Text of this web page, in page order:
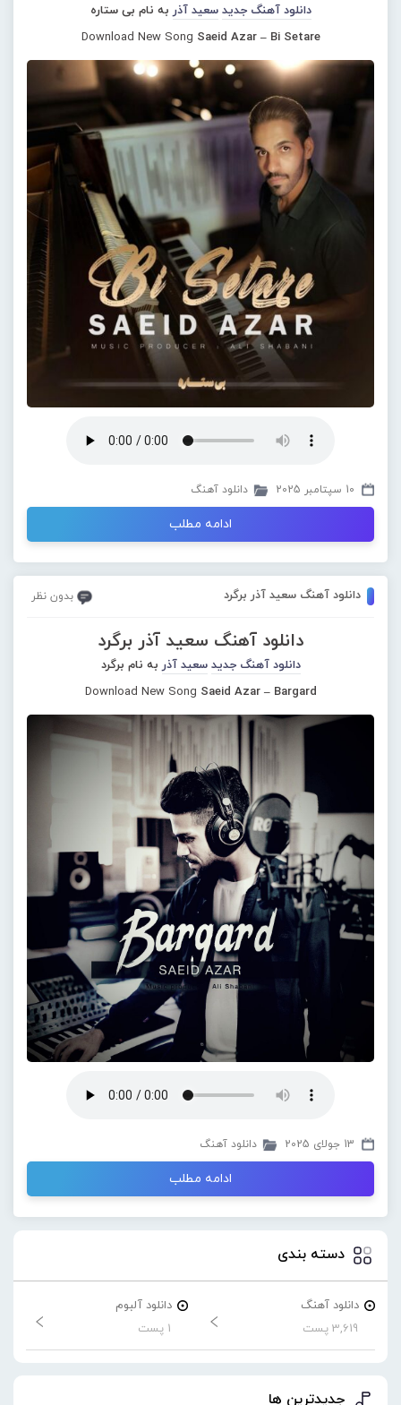
دانلود آهنگ جدید سعید آذر به نام بی ستاره
Download New Song Saeid Azar – Bi Setare
10 سپتامبر 2025 دانلود آهنگ
ادامه مطلب
دانلود آهنگ سعید آذر برگرد بدون نظر
دانلود آهنگ سعید آذر برگرد
دانلود آهنگ جدید سعید آذر به نام برگرد
Download New Song Saeid Azar – Bargard
13 جولای 2025 دانلود آهنگ
ادامه مطلب
دسته بندی
دانلود آهنگ
3,619 پست
دانلود آلبوم
1 پست
جدیدترین ها